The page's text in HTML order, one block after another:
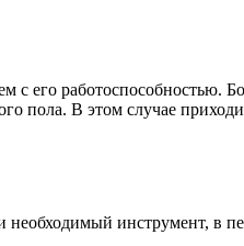
с его работоспособностью.
пола. В этом случае
инструмент, в